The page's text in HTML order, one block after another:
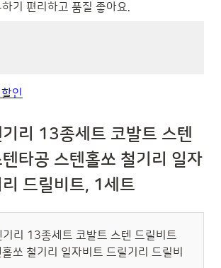
기 편리하고 품질 좋아요.
리 13종세트 코발트 스텐
타공 스텐홀쏘 철기리 일자
드릴비트, 1세트